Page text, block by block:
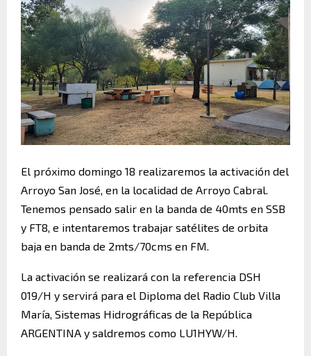
El próximo domingo 18 realizaremos la activación del
Arroyo San José, en la localidad de Arroyo Cabral.
Tenemos pensado salir en la banda de 40mts en SSB
y FT8, e intentaremos trabajar satélites de orbita
baja en banda de 2mts/70cms en FM.
La activación se realizará con la referencia DSH
019/H y servirá para el Diploma del Radio Club Villa
María, Sistemas Hidrográficas de la República
ARGENTINA y saldremos como LU1HYW/H.